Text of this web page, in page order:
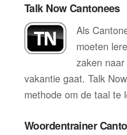
Talk Now Cantonees
Als
moeten
zaken
vakantie gaat. Talk
methode om de taal te
Woordentrainer